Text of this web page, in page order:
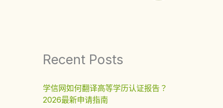
Recent Posts
学信网如何翻译高等学历认证报告？
2026最新申请指南